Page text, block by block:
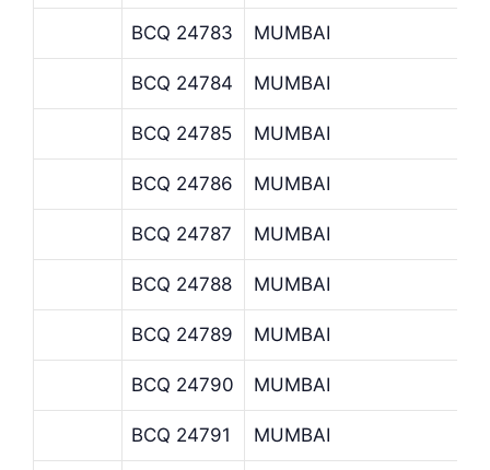
BCQ 24783 MUMBAI
BCQ 24784 MUMBAI
BCQ 24785 MUMBAI
BCQ 24786 MUMBAI
BCQ 24787 MUMBAI
BCQ 24788 MUMBAI
BCQ 24789 MUMBAI
BCQ 24790 MUMBAI
BCQ 24791 MUMBAI